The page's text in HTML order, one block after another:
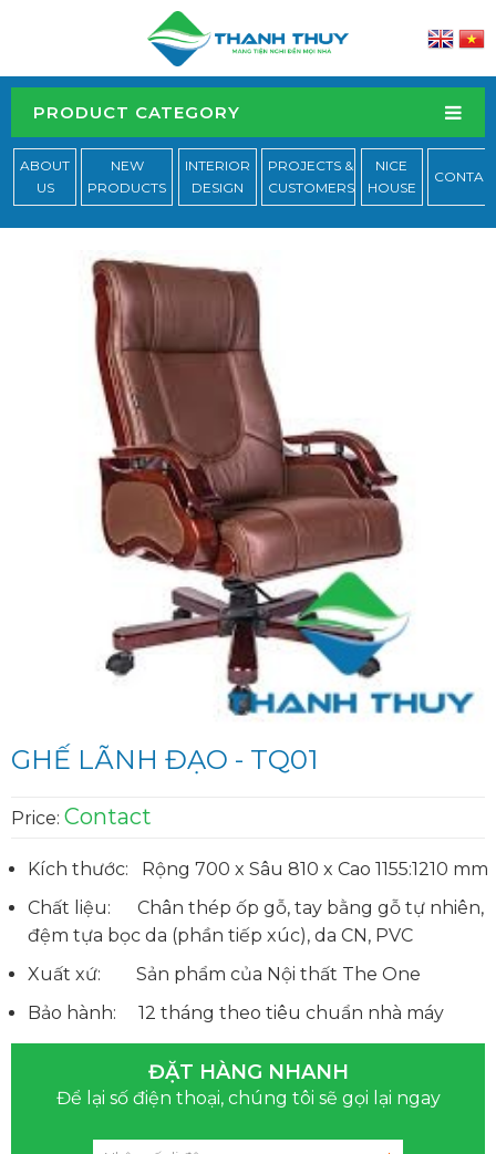
PRODUCT CATEGORY
ABOUT
US
NEW
PRODUCTS
INTERIOR
DESIGN
PROJECTS &
CUSTOMERS
NICE
HOUSE
GHẾ LÃNH ĐẠO - TQ01
Price: Contact
Kích thước: Rộng 700 x Sâu 810 x Cao 1155:1210 mm
Chất liệu: Chân thép ốp gỗ, tay bằng gỗ tự nhiên,
đệm tựa bọc da (phần tiếp xúc), da CN, PVC
Xuất xứ: Sản phẩm của Nội thất The One
Bảo hành: 12 tháng theo tiêu chuẩn nhà máy
ĐẶT HÀNG NHANH
Để lại số điện thoại, chúng tôi sẽ gọi lại ngay